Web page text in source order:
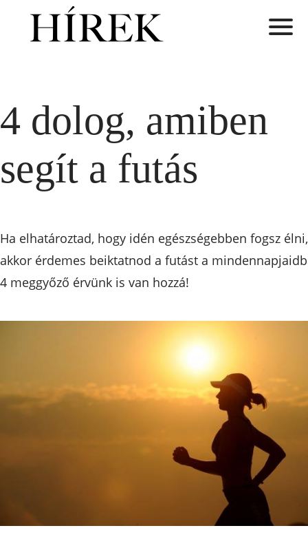
4 dolog, amiben
segít a futás
Ha elhatároztad, hogy idén egészségebben fogsz élni,
akkor érdemes beiktatnod a futást a
4 meggyőző érvünk is van hozzá!